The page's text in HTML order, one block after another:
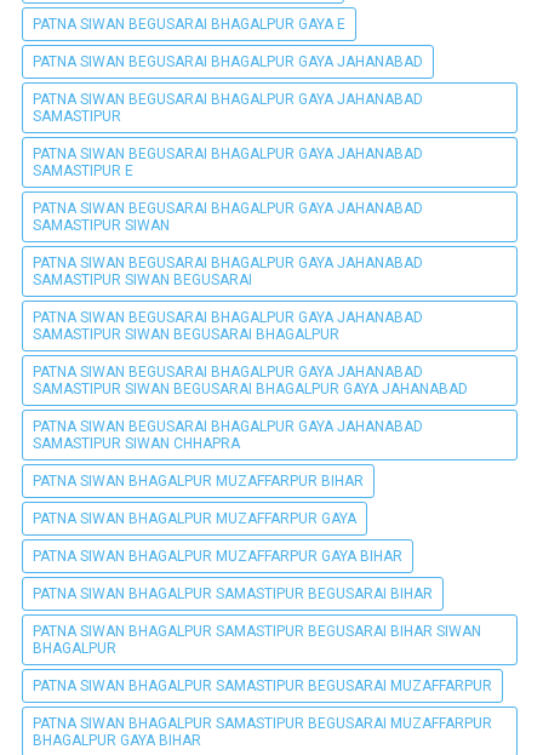
PATNA SIWAN BEGUSARAI BHAGALPUR GAYA E
PATNA SIWAN BEGUSARAI BHAGALPUR GAYA JAHANABAD
PATNA SIWAN BEGUSARAI BHAGALPUR GAYA JAHANABAD
SAMASTIPUR
PATNA SIWAN BEGUSARAI BHAGALPUR GAYA JAHANABAD
SAMASTIPUR E
PATNA SIWAN BEGUSARAI BHAGALPUR GAYA JAHANABAD
SAMASTIPUR SIWAN
PATNA SIWAN BEGUSARAI BHAGALPUR GAYA JAHANABAD
SAMASTIPUR SIWAN BEGUSARAI
PATNA SIWAN BEGUSARAI BHAGALPUR GAYA JAHANABAD
SAMASTIPUR SIWAN BEGUSARAI BHAGALPUR
PATNA SIWAN BEGUSARAI BHAGALPUR GAYA JAHANABAD
SAMASTIPUR SIWAN BEGUSARAI BHAGALPUR GAYA JAHANABAD
PATNA SIWAN BEGUSARAI BHAGALPUR GAYA JAHANABAD
SAMASTIPUR SIWAN CHHAPRA
PATNA SIWAN BHAGALPUR MUZAFFARPUR BIHAR
PATNA SIWAN BHAGALPUR MUZAFFARPUR GAYA
PATNA SIWAN BHAGALPUR MUZAFFARPUR GAYA BIHAR
PATNA SIWAN BHAGALPUR SAMASTIPUR BEGUSARAI BIHAR
PATNA SIWAN BHAGALPUR SAMASTIPUR BEGUSARAI BIHAR SIWAN
BHAGALPUR
PATNA SIWAN BHAGALPUR SAMASTIPUR BEGUSARAI MUZAFFARPUR
PATNA SIWAN BHAGALPUR SAMASTIPUR BEGUSARAI MUZAFFARPUR
BHAGALPUR GAYA BIHAR